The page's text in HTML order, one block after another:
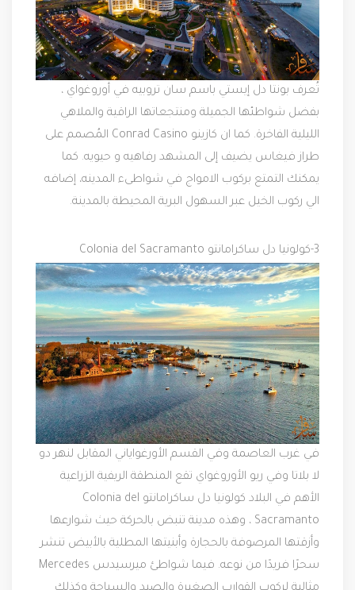
تُعرف بونتا دل إيستي باسم سان تروبيه في أوروغواي ،
بفضل شواطئها الجميلة ومنتجعاتها الراقية والملاهي
الليلية الفاخرة. كما ان كازينو Conrad Casino المُصمم على
طراز فيغاس يضيف إلى المشهد رفاهيه و حيويه. كما
يمكنك التمتع بركوب الامواج في شواطىء المدينه، إضافه
الي ركوب الخيل عبر السهول البرية المحيطة بالمدينة.
3- كولونيا دل ساكرامانتو Colonia del Sacramanto
في غرب العاصمة وفي القسم الأورغواياني المقابل لنهر دو
لا بلاتا وفي ريو الأوروغواي تقع المنطقة الريفية الزراعية
الأهم في البلاد كولونيا دل ساكرامانتو Colonia del
Sacramanto ، وهذه مدينة تنبض بالحركة حيث شوارعها
وأزقتها المرصوفة بالحجارة وأبنيتها المطلية بالأبيض تنشر
سحرًا فريدًا من نوعه. فيما شواطئ ميرسيدس Mercedes